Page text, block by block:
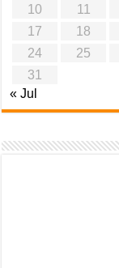
10
11
17
18
24
25
31
« Jul